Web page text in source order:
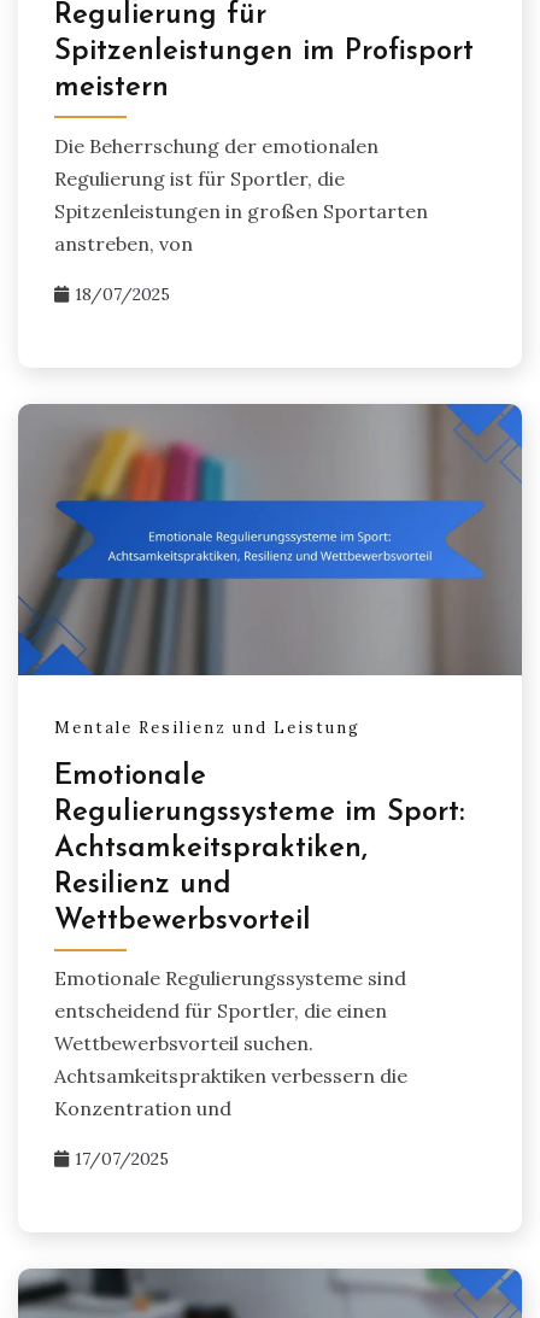
Regulierung für
Spitzenleistungen im Profisport
meistern
Die Beherrschung der emotionalen
Regulierung ist für Sportler, die
Spitzenleistungen in großen Sportarten
anstreben, von
18/07/2025
Mentale Resilienz und Leistung
Emotionale
Regulierungssysteme im Sport:
Achtsamkeitspraktiken,
Resilienz und
Wettbewerbsvorteil
Emotionale Regulierungssysteme sind
entscheidend für Sportler, die einen
Wettbewerbsvorteil suchen.
Achtsamkeitspraktiken verbessern die
Konzentration und
17/07/2025